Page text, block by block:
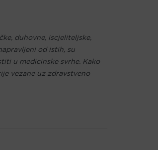
duhovne, iscjeliteljske,
od istih, su
u medicinske svrhe. Kako
vezane uz zdravstveno